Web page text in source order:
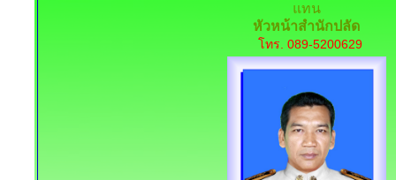
แทน
หัวหน้าสำนักปลัด
โทร. 089-5200629